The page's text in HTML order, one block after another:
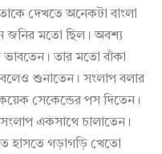
দেখতে অনেকটা বাংলা
জনির মতো ছিল। অবশ্য
ভাবতেন। তার মতো বাঁকা
শুনাতেন। সংলাপ বলার
সেকেন্ডের পস দিতেন।
একসাথে চালাতেন।
হাসতে গড়াগড়ি খেতো